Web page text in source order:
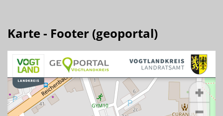
Karte - Footer (geoportal)